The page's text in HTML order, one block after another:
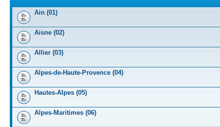
Ain (01)
Aisne (02)
Allier (03)
Alpes-de-Haute-Provence (04)
Hautes-Alpes (05)
Alpes-Maritimes (06)